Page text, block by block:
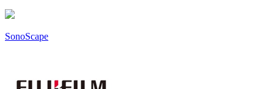
SonoScape